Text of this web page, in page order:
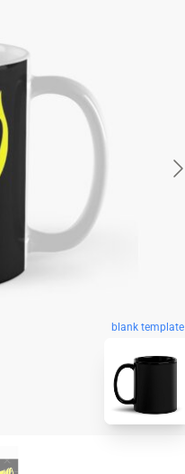
blank template